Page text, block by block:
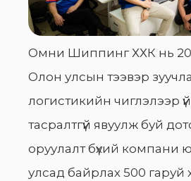
Омни Шиппинг ХХК нь
Олон улсын тээвэр
логистикийн чиглэлээр
тасралтгүй явуулж буй
оруулалт бүхий компани
улсад байрлах 500 гаруй